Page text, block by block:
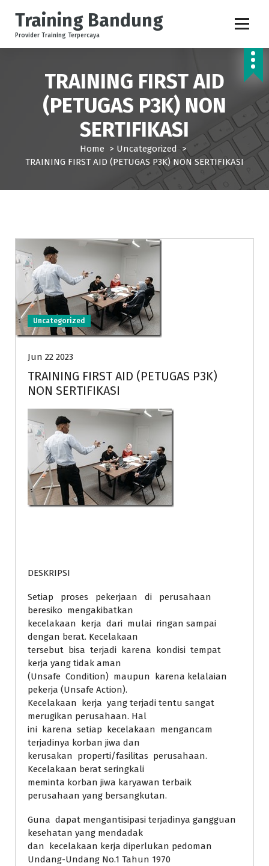
p
Training Bandung
Provider Training Terpercaya
TRAINING FIRST AID
(PETUGAS P3K) NON
SERTIFIKASI
Home > Uncategorized >
TRAINING FIRST AID (PETUGAS P3K) NON SERTIFIKASI
Uncategorized
Jun 22 2023
TRAINING FIRST AID (PETUGAS P3K)
NON SERTIFIKASI
DESKRIPSI
Setiap proses pekerjaan di perusahaan
beresiko mengakibatkan
kecelakaan kerja dari mulai ringan sampai
dengan berat. Kecelakaan
tersebut bisa terjadi karena kondisi tempat
kerja yang tidak aman
(Unsafe Condition) maupun karena kelalaian
pekerja (Unsafe Action).
Kecelakaan kerja yang terjadi tentu sangat
merugikan perusahaan. Hal
ini karena setiap kecelakaan mengancam
terjadinya korban jiwa dan
kerusakan properti/fasilitas perusahaan.
Kecelakaan berat seringkali
meminta korban jiwa karyawan terbaik
perusahaan yang bersangkutan.
Guna dapat mengantisipasi terjadinya gangguan
kesehatan yang mendadak
dan kecelakaan kerja diperlukan pedoman
Undang-Undang No.1 Tahun 1970